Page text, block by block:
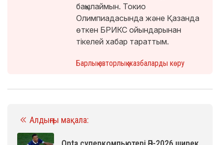
бақылаймын. Токио
Олимпиадасында және Қазанда
өткен БРИКС ойындарынан
тікелей хабар тараттым.
Барлық авторлық жазбаларды көру
Алдыңғы мақала: